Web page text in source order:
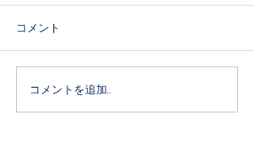
幼児・小学１年生～４年生
（高学年は遠征です） ７月２
６日（日） ９：００～ 瀬
戸市民公園 大変暑くなること
が予想されます。 飲み物を多
コメント
コメントを追加…